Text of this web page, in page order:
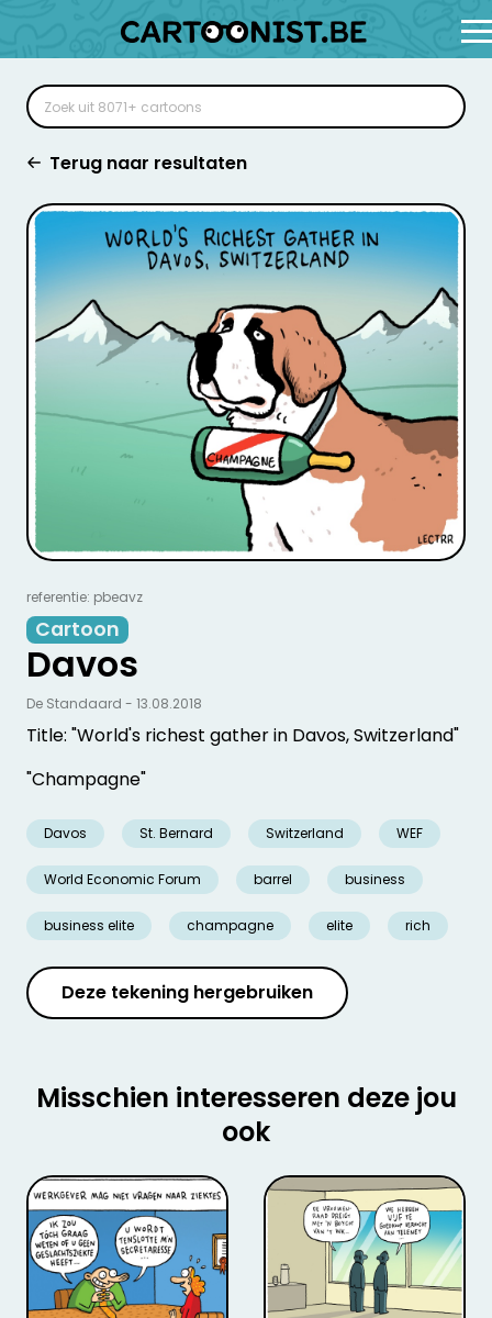
Terug naar resultaten
referentie: pbeavz
Cartoon
Davos
Title: "World's richest gather in Davos, Switzerland"
"Champagne"
Davos St. Bernard Switzerland WEF
World Economic Forum barrel business
business elite champagne elite rich
De Standaard - 13.08.2018
Deze tekening hergebruiken
Misschien interesseren deze jou
ook